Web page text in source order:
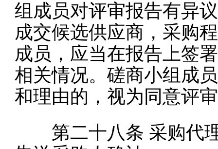
组成员对评审报告有异
成交候选供应商，采购
成员，应当在报告上签
相关情况。磋商小组成
和理由的，视为同意评
第二十八条 采购代